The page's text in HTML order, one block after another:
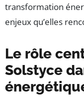
transformation
enjeux qu’elles
Le rôle
Solstyce